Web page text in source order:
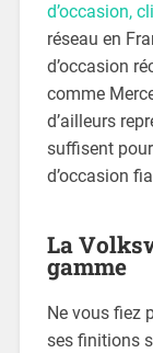
d’occasion,
réseau en
d’occasion
comme
d’ailleurs
suffisent
d’occasion
La
gamme
Ne vous fiez
ses finitions